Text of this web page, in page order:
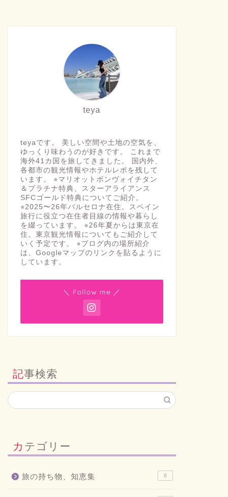
teya
teyaです。 美しい空間や土地の空気を、
ゆっくり味わうのが好きです。 これまで
海外41カ国を旅してきました。 国内外、
各都市の観光情報やホテルレポを残して
います。 ⭐︎マリオットボンヴォイチタン
＆プラチナ特典、スターアライアンス
SFCゴールド特典についてご紹介。
⭐︎2025〜26年バルセロナ在住。スペイン
旅行に役立つ在住者目線の情報や暮らし
を綴っています。 ⭐︎26年夏からは東京在
住。東京観光情報についてもご紹介して
いく予定です。 ⭐︎ブログ内の場所紹介
は、Googleマップのリンクを貼るように
しています。
＼ Follow me ／
記事検索
カテゴリー
旅の持ち物、知恵集 8